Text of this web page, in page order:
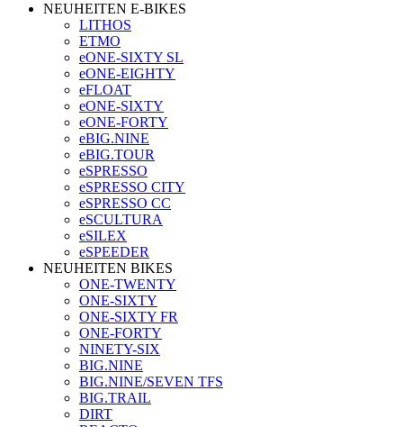
NEUHEITEN E-BIKES
LITHOS
ETMO
eONE-SIXTY SL
eONE-EIGHTY
eFLOAT
eONE-SIXTY
eONE-FORTY
eBIG.NINE
eBIG.TOUR
eSPRESSO
eSPRESSO CITY
eSPRESSO CC
eSCULTURA
eSILEX
eSPEEDER
NEUHEITEN BIKES
ONE-TWENTY
ONE-SIXTY
ONE-SIXTY FR
ONE-FORTY
NINETY-SIX
BIG.NINE
BIG.NINE/SEVEN TFS
BIG.TRAIL
DIRT